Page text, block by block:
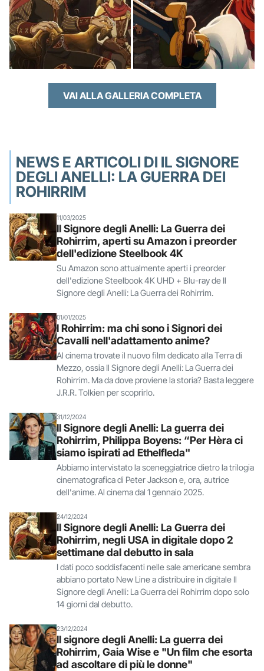
VAI ALLA GALLERIA COMPLETA
NEWS E ARTICOLI DI IL SIGNORE
DEGLI ANELLI: LA GUERRA DEI
ROHIRRIM
11/03/2025
Il Signore degli Anelli: La Guerra dei
Rohirrim, aperti su Amazon i preorder
dell'edizione Steelbook 4K
Su Amazon sono attualmente aperti i preorder
dell'edizione Steelbook 4K UHD + Blu-ray de Il
Signore degli Anelli: La Guerra dei Rohirrim.
01/01/2025
I Rohirrim: ma chi sono i Signori dei
Cavalli nell'adattamento anime?
Al cinema trovate il nuovo film dedicato alla Terra di
Mezzo, ossia Il Signore degli Anelli: La Guerra dei
Rohirrim. Ma da dove proviene la storia? Basta leggere
J.R.R. Tolkien per scoprirlo.
31/12/2024
Il Signore degli Anelli: La guerra dei
Rohirrim, Philippa Boyens: “Per Hèra ci
siamo ispirati ad Ethelfleda"
Abbiamo intervistato la sceneggiatrice dietro la trilogia
cinematografica di Peter Jackson e, ora, autrice
dell'anime. Al cinema dal 1 gennaio 2025.
24/12/2024
Il Signore degli Anelli: La Guerra dei
Rohirrim, negli USA in digitale dopo 2
settimane dal debutto in sala
I dati poco soddisfacenti nelle sale americane sembra
abbiano portato New Line a distribuire in digitale Il
Signore degli Anelli: La Guerra dei Rohirrim dopo solo
14 giorni dal debutto.
23/12/2024
Il signore degli Anelli: La guerra dei
Rohirrim, Gaia Wise e "Un film che esorta
ad ascoltare di più le donne"